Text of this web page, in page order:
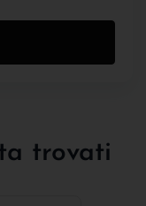
trovati